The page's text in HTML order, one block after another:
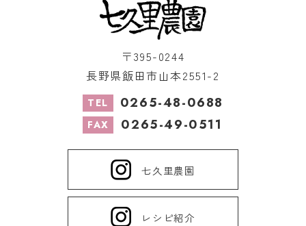
〒395-0244
長野県飯田市山本2551-2
TEL 0265-48-0688
FAX 0265-49-0511
七久里農園
レシピ紹介